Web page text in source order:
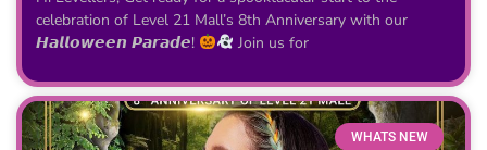
celebration of Level 21 Mall’s 8th Anniversary with our
𝙃𝙖𝙡𝙡𝙤𝙬𝙚𝙚𝙣 𝙋𝙖𝙧𝙖𝙙𝙚!
Join us for
WHATS NEW